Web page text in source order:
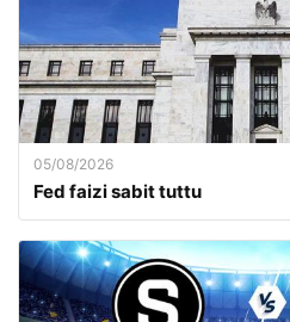
05/08/2026
Fed faizi sabit tuttu